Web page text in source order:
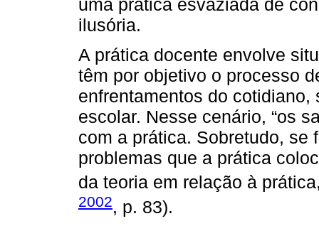
uma prática esvaziada de
ilusória.
A prática docente envolve
têm por objetivo o processo
enfrentamentos do
escolar. Nesse cenário, “os
com a prática. Sobretudo, se
problemas que a prática
da teoria em relação à
2002, p. 83).